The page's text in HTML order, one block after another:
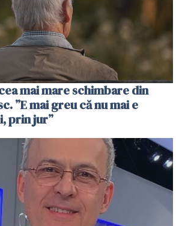
mai mare schimbare din
”E mai greu că nu mai e
prin jur”